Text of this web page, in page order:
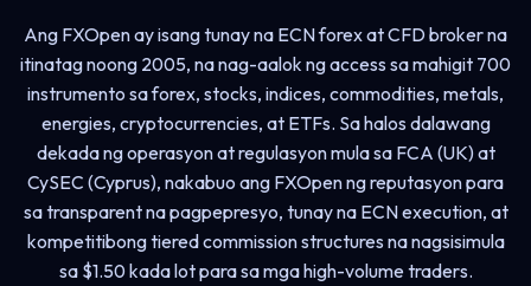
Ang FXOpen ay isang tunay na ECN forex at CFD broker na
itinatag noong 2005, na nag-aalok ng access sa mahigit 700
instrumento sa forex, stocks, indices, commodities, metals,
energies, cryptocurrencies, at ETFs. Sa halos dalawang
dekada ng operasyon at regulasyon mula sa FCA (UK) at
CySEC (Cyprus), nakabuo ang FXOpen ng reputasyon para
sa transparent na pagpepresyo, tunay na ECN execution, at
kompetitibong tiered commission structures na nagsisimula
sa $1.50 kada lot para sa mga high-volume traders.